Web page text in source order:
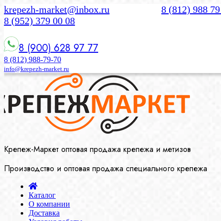
krepezh-market@inbox.ru
8 (812) 988
8 (952) 379 00 08
8 (900) 628 97 77
8 (812) 988-79-70
info@krepezh-market.ru
Крепеж-Маркет оптовая продажа крепежа и метизов
Производство и оптовая продажа специального крепежа
Каталог
О компании
Доставка